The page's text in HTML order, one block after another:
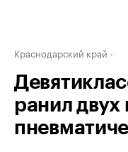
Краснодарский край
ранил двух